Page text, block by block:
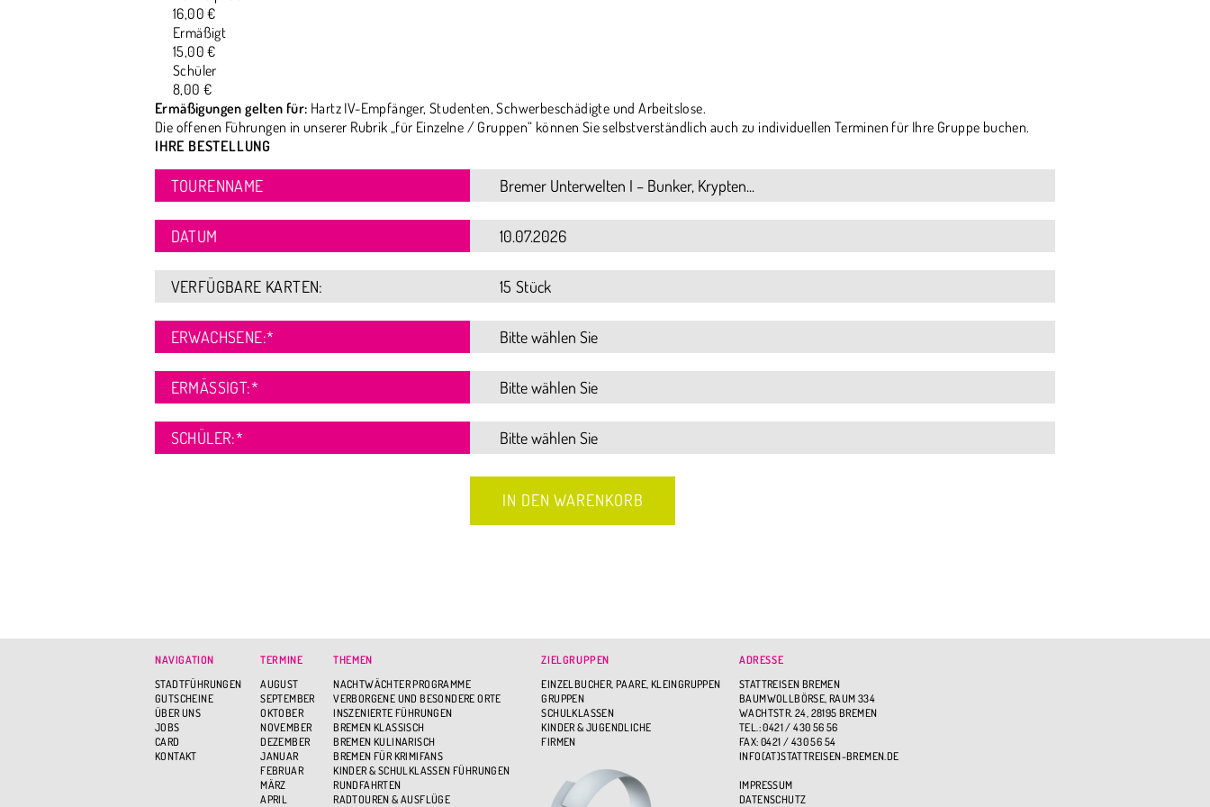
16,00 €
Ermäßigt
15,00 €
Schüler
8,00 €
Ermäßigungen gelten für: Hartz IV-Empfänger, Studenten, Schwerbeschädigte und Arbeitslose.
Die offenen Führungen in unserer Rubrik „für Einzelne / Gruppen“ können Sie selbstverständlich auch zu individuellen Terminen für Ihre Gruppe buchen.
IHRE BESTELLUNG
TOURENNAME
DATUM
VERFÜGBARE KARTEN: 15 Stück
ERWACHSENE:*
ERMÄSSIGT: *
SCHÜLER:*
NAVIGATION
STADTFÜHRUNGEN
GUTSCHEINE
ÜBER UNS
JOBS
CARD
KONTAKT
TERMINE
AUGUST
SEPTEMBER
OKTOBER
NOVEMBER
DEZEMBER
JANUAR
FEBRUAR
MÄRZ
APRIL
THEMEN
NACHTWÄCHTER PROGRAMME
VERBORGENE UND BESONDERE ORTE
INSZENIERTE FÜHRUNGEN
BREMEN KLASSISCH
BREMEN KULINARISCH
BREMEN FÜR KRIMIFANS
KINDER & SCHULKLASSEN FÜHRUNGEN
RUNDFAHRTEN
RADTOUREN & AUSFLÜGE
ZIELGRUPPEN
EINZELBUCHER, PAARE, KLEINGRUPPEN
GRUPPEN
SCHULKLASSEN
KINDER & JUGENDLICHE
FIRMEN
ADRESSE
STATTREISEN BREMEN
BAUMWOLLBÖRSE, RAUM 334
WACHTSTR. 24, 28195 BREMEN
TEL.: 0421 / 430 56 56
FAX: 0421 / 430 56 54
INFO(AT)STATTREISEN-BREMEN.DE
IMPRESSUM
DATENSCHUTZ